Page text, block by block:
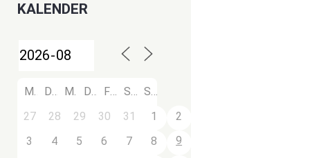
KALENDER
M D M D F S
S
27
28 29 30 31 1
2
3
4 5 6 7 8
9